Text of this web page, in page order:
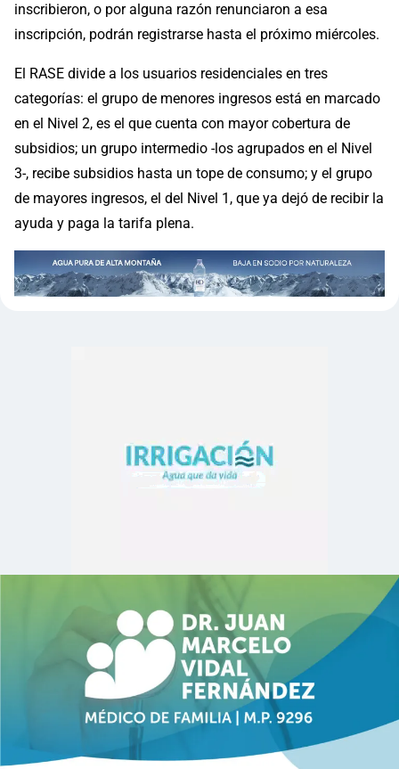
inscribieron, o por alguna razón renunciaron a esa
inscripción, podrán registrarse hasta el próximo miércoles.
El RASE divide a los usuarios residenciales en tres
categorías: el grupo de menores ingresos está en marcado
en el Nivel 2, es el que cuenta con mayor cobertura de
subsidios; un grupo intermedio -los agrupados en el Nivel
3-, recibe subsidios hasta un tope de consumo; y el grupo
de mayores ingresos, el del Nivel 1, que ya dejó de recibir la
ayuda y paga la tarifa plena.